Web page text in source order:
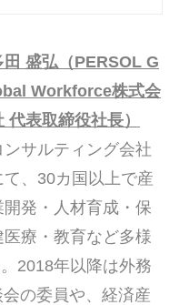
田 盛弘（PERSOL G
Workforce株式会
代表取締役社長）
ンサルティング会社
て、30カ国以上で産
開発・人材育成・保
医療・教育など多様
2018年以降は外務
の委員や、経済産